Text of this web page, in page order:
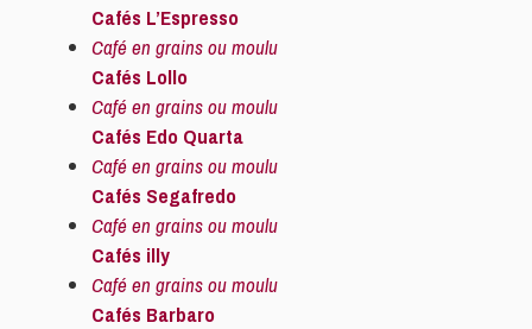
Cafés L’Espresso
Café en grains ou moulu
Cafés Lollo
Café en grains ou moulu
Cafés Edo Quarta
Café en grains ou moulu
Cafés Segafredo
Café en grains ou moulu
Cafés illy
Café en grains ou moulu
Cafés Barbaro